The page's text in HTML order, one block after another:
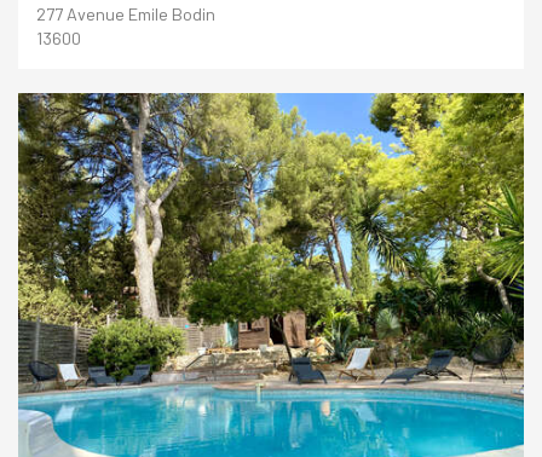
277 Avenue Emile Bodin
13600